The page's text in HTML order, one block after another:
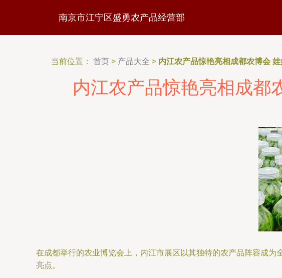
南京市江宁区盛勇农产品经营部
当前位置： 首页 > 产品大全 > 内江农产品惊艳亮相成都农博会
内江农产品惊艳亮相成都
在成都举行的农业博览会上，内江市展区以其独特的农产品阵容成
亮点。